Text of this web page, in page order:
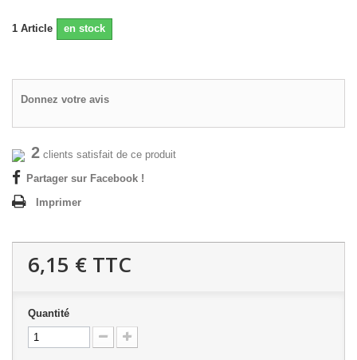
1 Article en stock
Donnez votre avis
2 clients satisfait de ce produit
Partager sur Facebook !
Imprimer
6,15 € TTC
Quantité